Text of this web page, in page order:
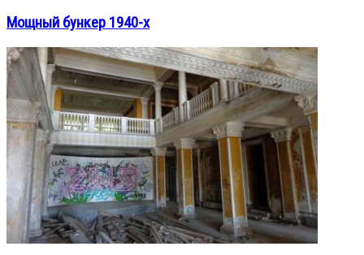
Мощный бункер 1940-х